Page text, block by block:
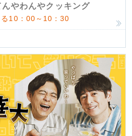
やわんやクッキング
10：00～10：30